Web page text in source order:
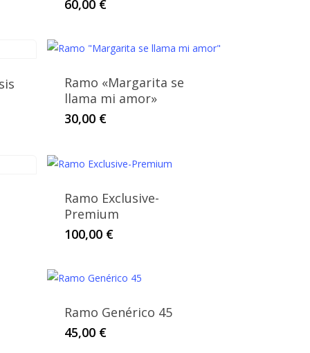
60,00 €
Ramo «Margarita se
llama mi amor»
30,00 €
Ramo Exclusive-
Premium
100,00 €
Ramo Genérico 45
45,00 €